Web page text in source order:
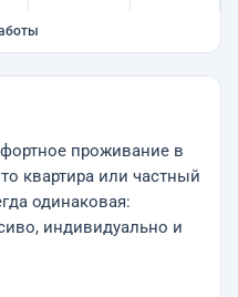
проживание в
квартира или частный
одинаковая:
индивидуально и